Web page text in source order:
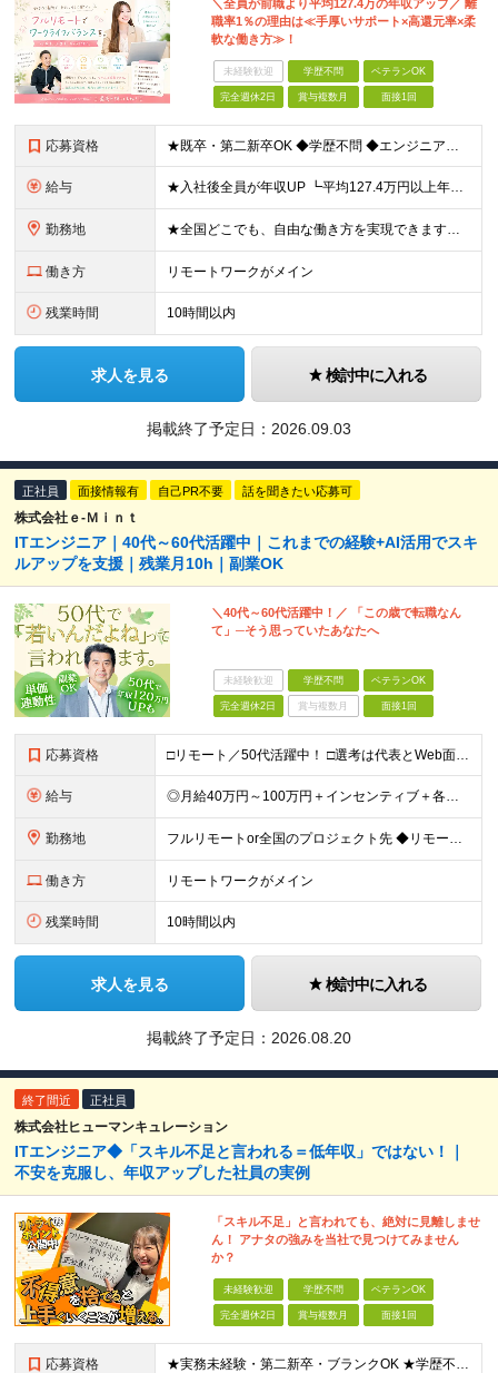
＼全員が前職より平均127.4万の年収アップ／ 離
職率1％の理由は≪手厚いサポート×高還元率×柔
軟な働き方≫！
未経験歓迎 学歴不問 ベテランOK
完全週休2日 賞与複数月 面接1回
応募資格 ★既卒・第二新卒OK ◆学歴不問 ◆エンジニアとして実務経験をお持ちの方（1年以上） ★意欲重視の採用です！ 「経歴に自信がない」という方も、"今後挑戦したいこと""スキルアップしたいこと"について
給与 ★入社後全員が年収UP ┗平均127.4万円以上年収UP！ ┗最大390万円UPの実績もあり 月給35万円～100万円＋決算賞与＋各種手当 【 給与イメージ 】 ■経験1年以上…月給35万円～＋決
勤務地 ★全国どこでも、自由な働き方を実現できます！ 全国のプロジェクト先やフルリモート環境での勤務も可能です。 ＼自由度の高い働き方、叶えます／ □フルリモートで働きたい □ハイブリットに働きたい □家庭
働き方 リモートワークがメイン
残業時間 10時間以内
求人を見る 検討中に入れる
掲載終了予定日： 2026.09.03
正社員 面接情報有 自己PR不要 話を聞きたい応募可
株式会社ｅ‐Ｍｉｎｔ
ITエンジニア｜40代～60代活躍中｜これまでの経験+AI活用でスキ
ルアップを支援｜残業月10h｜副業OK
＼40代～60代活躍中！／ 「この歳で転職なん
て」─そう思っていたあなたへ
未経験歓迎 学歴不問 ベテランOK
完全週休2日 賞与複数月 面接1回
応募資格 □リモート／50代活躍中！ □選考は代表とWeb面談1回のみ □カジュアル面談も大歓迎！ 【応募条件】 ◎ITエンジニアの開発の実務経験をお持ちの方 └言語・業界・ジャンル不問（インフラ案件も多数！
給与 ◎月給40万円～100万円＋インセンティブ＋各種手当 ・年収120万〜300万円UPの実績も！ ・平均年収UP率は1.1～1.3倍 ・案件単価100%公開 × 単価連動の給与制度 ・能力等を考慮の上
勤務地 フルリモートor全国のプロジェクト先 ◆リモート実施率80% ◆UIターン歓迎！転勤なし ※(変更の範囲)上記を除く当社関連勤務地 本社：東京都新宿区西新宿3-9-23 西新宿大和ビル3F ＼AI
働き方 リモートワークがメイン
残業時間 10時間以内
求人を見る 検討中に入れる
掲載終了予定日： 2026.08.20
終了間近 正社員
株式会社ヒューマンキュレーション
ITエンジニア◆「スキル不足と言われる＝低年収」ではない！｜
不安を克服し、年収アップした社員の実例
「スキル不足」と言われても、絶対に見離しませ
ん！ アナタの強みを当社で見つけてみません
か？
未経験歓迎 学歴不問 ベテランOK
完全週休2日 賞与複数月 面接1回
応募資格 ★実務未経験・第二新卒・ブランクOK ★学歴不問 学校やスクール、職業訓練などで学んだことがあるというレベルの若手から、豊富な経験があるベテランまで、幅広い層の方とまずはお話したいと考えています。また